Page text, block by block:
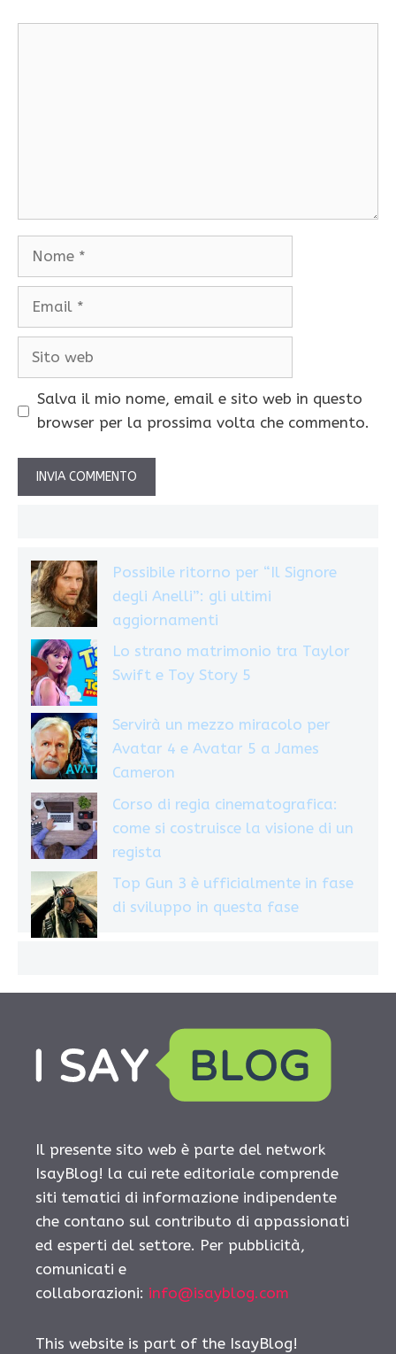
Nome
Email
Sito
Salva il mio nome, email e sito web in questo
browser per la prossima volta che commento.
Possibile ritorno per “Il Signore
degli Anelli”: gli ultimi
aggiornamenti
Lo strano matrimonio tra Taylor
Swift e Toy Story 5
Servirà un mezzo miracolo per
Avatar 4 e Avatar 5 a James
Cameron
Corso di regia cinematografica:
come si costruisce la visione di un
regista
Top Gun 3 è ufficialmente in fase
di sviluppo in questa fase
Il presente sito web è parte del network
IsayBlog! la cui rete editoriale comprende
siti tematici di informazione indipendente
che contano sul contributo di appassionati
ed esperti del settore. Per pubblicità,
comunicati e
collaborazioni: info@isayblog.com
This website is part of the IsayBlog!